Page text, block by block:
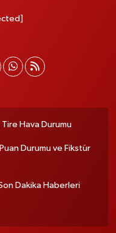
Tire Hava Durumu
Puan Durumu ve Fikstür
Dakika Haberleri